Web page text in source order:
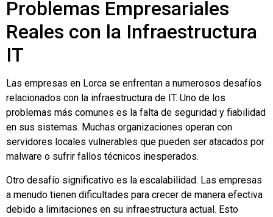
Problemas Empresariales
Reales con la Infraestructura
IT
Las empresas en Lorca se enfrentan a numerosos desafíos
relacionados con la infraestructura de IT. Uno de los
problemas más comunes es la falta de seguridad y fiabilidad
en sus sistemas. Muchas organizaciones operan con
servidores locales vulnerables que pueden ser atacados por
malware o sufrir fallos técnicos inesperados.
Otro desafío significativo es la escalabilidad. Las empresas
a menudo tienen dificultades para crecer de manera efectiva
debido a limitaciones en su infraestructura actual. Esto